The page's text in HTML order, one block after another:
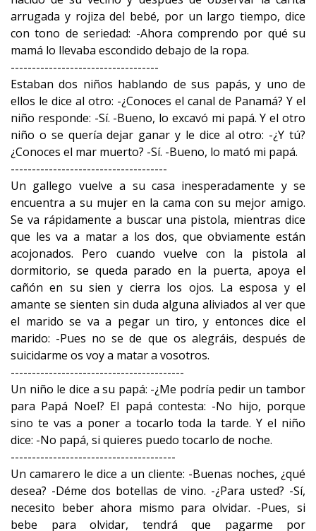
arrugada y rojiza del bebé, por un largo tiempo, dice
con tono de seriedad: -Ahora comprendo por qué su
mamá lo llevaba escondido debajo de la ropa.
-----------------------------------
Estaban dos niños hablando de sus papás, y uno de
ellos le dice al otro: -¿Conoces el canal de Panamá? Y el
niño responde: -Sí. -Bueno, lo excavó mi papá. Y el otro
niño o se quería dejar ganar y le dice al otro: -¿Y tú?
¿Conoces el mar muerto? -Sí. -Bueno, lo mató mi papá.
-------------------------------------
Un gallego vuelve a su casa inesperadamente y se
encuentra a su mujer en la cama con su mejor amigo.
Se va rápidamente a buscar una pistola, mientras dice
que les va a matar a los dos, que obviamente están
acojonados. Pero cuando vuelve con la pistola al
dormitorio, se queda parado en la puerta, apoya el
cañón en su sien y cierra los ojos. La esposa y el
amante se sienten sin duda alguna aliviados al ver que
el marido se va a pegar un tiro, y entonces dice el
marido: -Pues no se de que os alegráis, después de
suicidarme os voy a matar a vosotros.
-----------------------------------------
Un niño le dice a su papá: -¿Me podría pedir un tambor
para Papá Noel? El papá contesta: -No hijo, porque
sino te vas a poner a tocarlo toda la tarde. Y el niño
dice: -No papá, si quieres puedo tocarlo de noche.
---------------------------------------
Un camarero le dice a un cliente: -Buenas noches, ¿qué
desea? -Déme dos botellas de vino. -¿Para usted? -Sí,
necesito beber ahora mismo para olvidar. -Pues, si
bebe para olvidar, tendrá que pagarme por